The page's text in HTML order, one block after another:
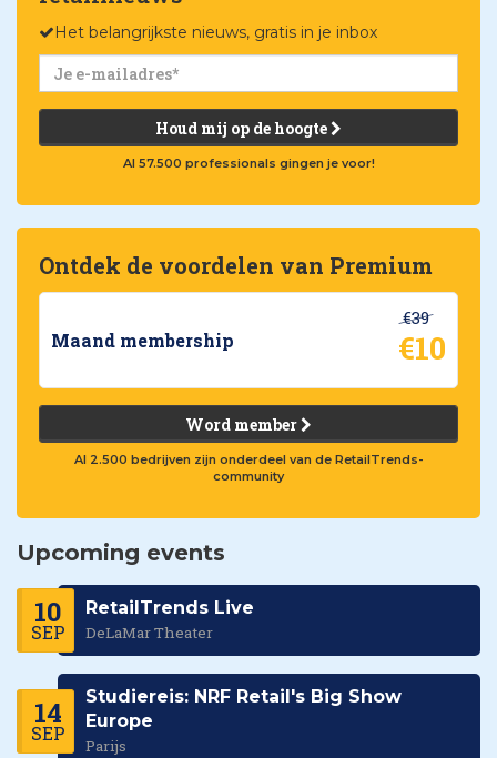
Het belangrijkste nieuws, gratis in je inbox
Houd mij op de hoogte
Al 57.500 professionals gingen je voor!
Ontdek de voordelen van Premium
Maand membership
€39
€10
Word member
Al 2.500 bedrijven zijn onderdeel van de RetailTrends-
community
Upcoming events
10
SEP
RetailTrends Live
DeLaMar Theater
14
SEP
Studiereis: NRF Retail's Big Show
Europe
Parijs